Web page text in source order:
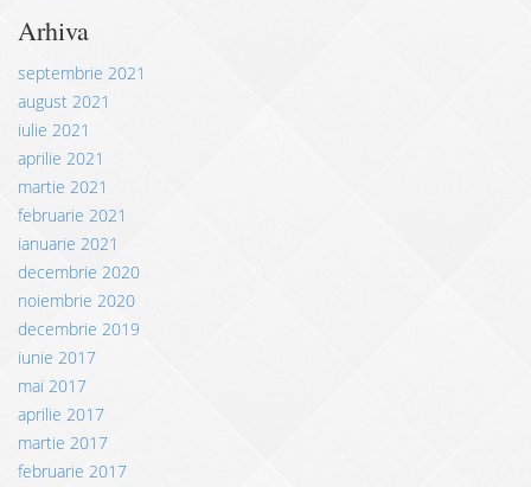
Arhiva
septembrie 2021
august 2021
iulie 2021
aprilie 2021
martie 2021
februarie 2021
ianuarie 2021
decembrie 2020
noiembrie 2020
decembrie 2019
iunie 2017
mai 2017
aprilie 2017
martie 2017
februarie 2017